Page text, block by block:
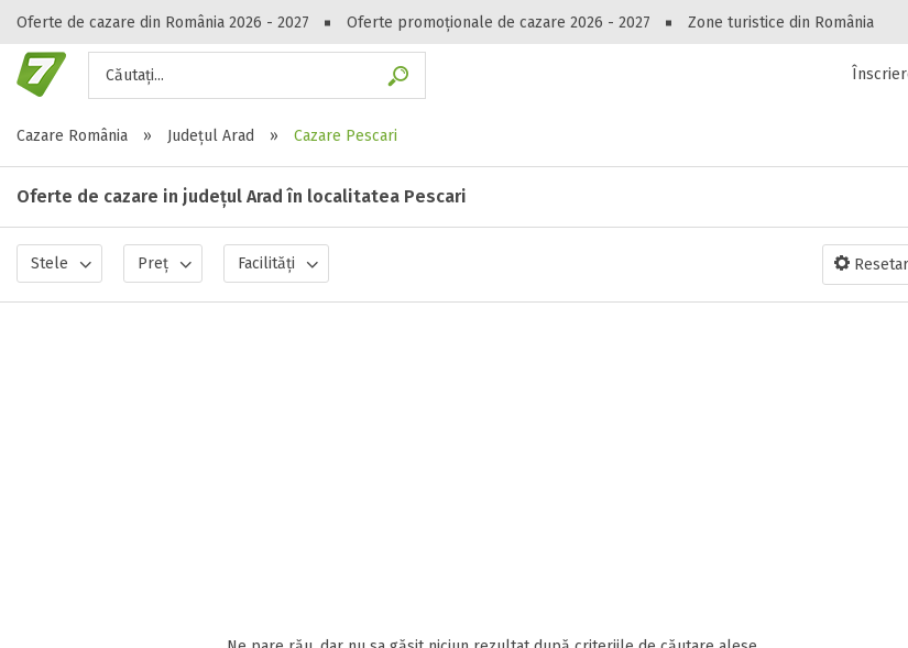
Oferte de cazare din România 2026 - 2027 Oferte promoționale de cazare 2026 - 2027 Zone turistice din România
Căutați...
Peste 10549 oferte de
Gasești hoteluri, pensiuni, vile, apartamente sau
Cazare România
» Județul Arad » Cazare Pescari
Oferte de cazare in județul Arad în localitatea Pescari
Stele Preț Facilități